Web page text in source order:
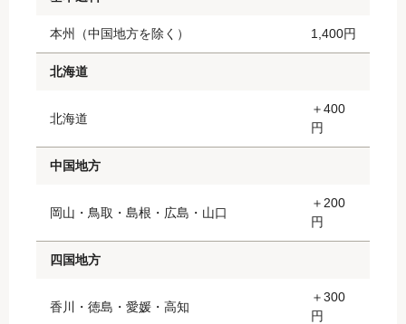
本州（中国地方を除く） 1,400円
北海道
北海道
＋400
円
中国地方
岡山・鳥取・島根・広島・山口
＋200
円
四国地方
香川・徳島・愛媛・高知
＋300
円